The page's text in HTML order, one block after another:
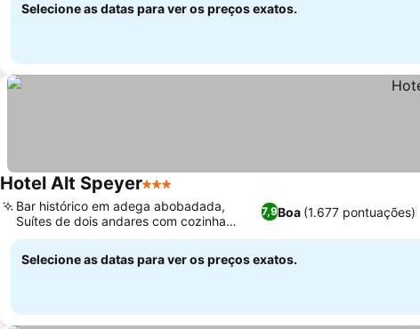
Selecione as datas para ver os preços exatos.
Hotel Alt Speyer3 Estrelas
7,9Boa (1.677 pontuações)
Bar histórico em adega abobadada,
Suítes de dois andares com cozinha
compacta
Selecione as datas para ver os preços exatos.